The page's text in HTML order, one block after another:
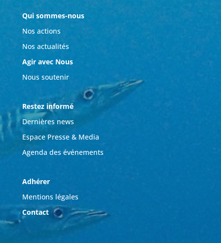
Qui sommes-nous
Nos actions
Nos actualités
Agir avec Nous
Nous soutenir
Restez informé
Dernières news
Espace Presse & Media
Agenda des événements
Adhérer
Mentions légales
Contact